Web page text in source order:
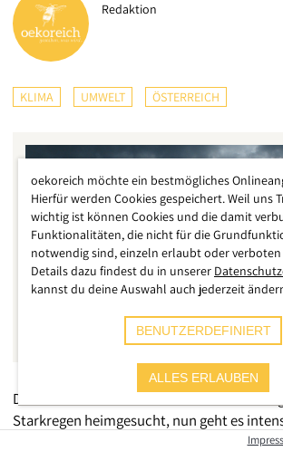
Redaktion
KLIMA UMWELT ÖSTERREICH
Der Süden von Österreich wird bereits seit
Starkregen heimgesucht, nun geht es
Wetterdienste warnen vor großer
oekoreich möchte ein bestmögliches
Hierfür werden Cookies gespeichert. Weil uns
wichtig ist können Cookies und die damit
Funktionalitäten, die nicht für die
notwendig sind, einzeln erlaubt oder
Details dazu findest du in unserer
kannst du deine Auswahl auch jederzeit
BENUTZERDEFINIERT
ALLES ERLAUBEN